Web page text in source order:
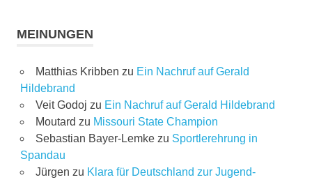
MEINUNGEN
Matthias Kribben zu Ein Nachruf auf Gerald
Hildebrand
Veit Godoj zu Ein Nachruf auf Gerald Hildebrand
Moutard zu Missouri State Champion
Sebastian Bayer-Lemkezu Sportlerehrung in
Spandau
Jürgen zu Klara für Deutschland zur Jugend-